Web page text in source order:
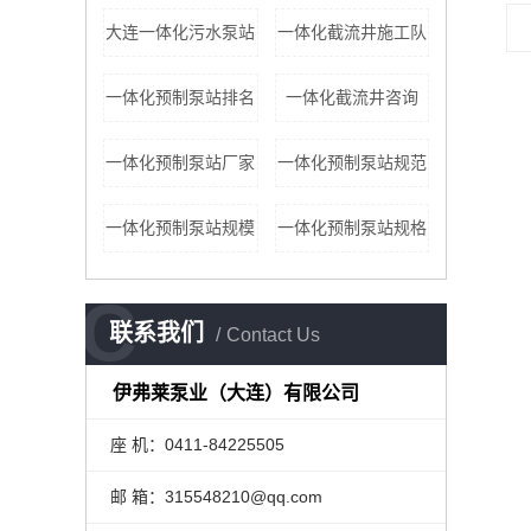
大连一体化污水泵站 一体化截流井施工队
一体化预制泵站排名 一体化截流井咨询
一体化预制泵站厂家 一体化预制泵站规范
一体化预制泵站规模 一体化预制泵站规格
联系我们 Contact Us
C
伊弗莱泵业（大连）有限公司
座 机：0411-84225505
邮 箱：315548210@qq.com